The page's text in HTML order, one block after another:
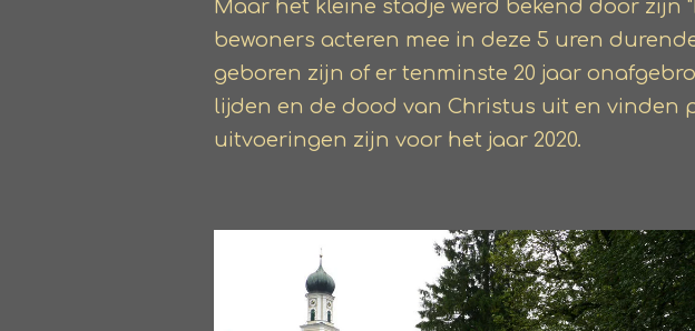
Maar het kleine stadje werd bekend door zijn
bewoners acteren mee in deze 5 uren
geboren zijn of er tenminste 20 jaar
lijden en de dood van Christus uit en vinden
uitvoeringen zijn voor het jaar 2020.